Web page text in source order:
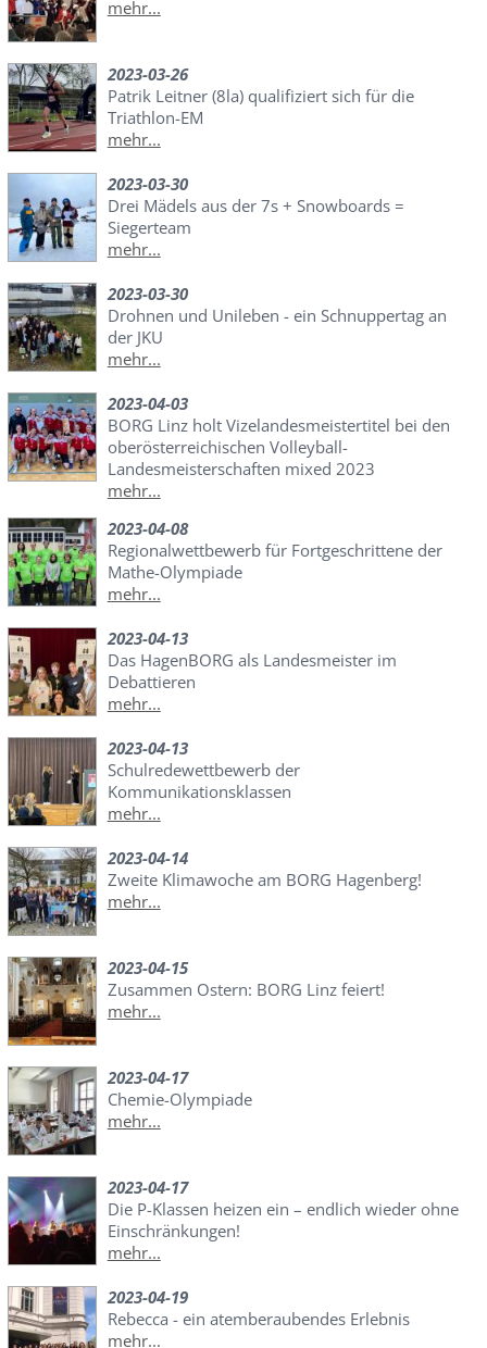
mehr...
2023-03-26
Patrik Leitner (8la) qualifiziert sich für die
Triathlon-EM
mehr...
2023-03-30
Drei Mädels aus der 7s + Snowboards =
Siegerteam
mehr...
2023-03-30
Drohnen und Unileben - ein Schnuppertag an
der JKU
mehr...
2023-04-03
BORG Linz holt Vizelandesmeistertitel bei den
oberösterreichischen Volleyball-
Landesmeisterschaften mixed 2023
mehr...
2023-04-08
Regionalwettbewerb für Fortgeschrittene der
Mathe-Olympiade
mehr...
2023-04-13
Das HagenBORG als Landesmeister im
Debattieren
mehr...
2023-04-13
Schulredewettbewerb der
Kommunikationsklassen
mehr...
2023-04-14
Zweite Klimawoche am BORG Hagenberg!
mehr...
2023-04-15
Zusammen Ostern: BORG Linz feiert!
mehr...
2023-04-17
Chemie-Olympiade
mehr...
2023-04-17
Die P-Klassen heizen ein – endlich wieder ohne
Einschränkungen!
mehr...
2023-04-19
Rebecca - ein atemberaubendes Erlebnis
mehr...